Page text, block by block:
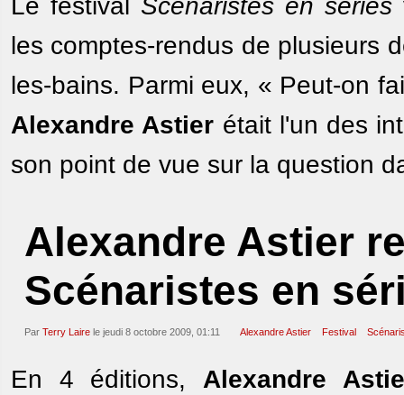
les comptes-rendus de plusieurs
les-bains. Parmi eux, « Peut-on
Alexandre Astier était l'un des
son point de vue sur la question
Alexandre Astier
Scénaristes en
Par Terry Laire le jeudi 8 octobre 2009, 01:11 Alexandre Astier Festival
En 4 éditions, Alexandre